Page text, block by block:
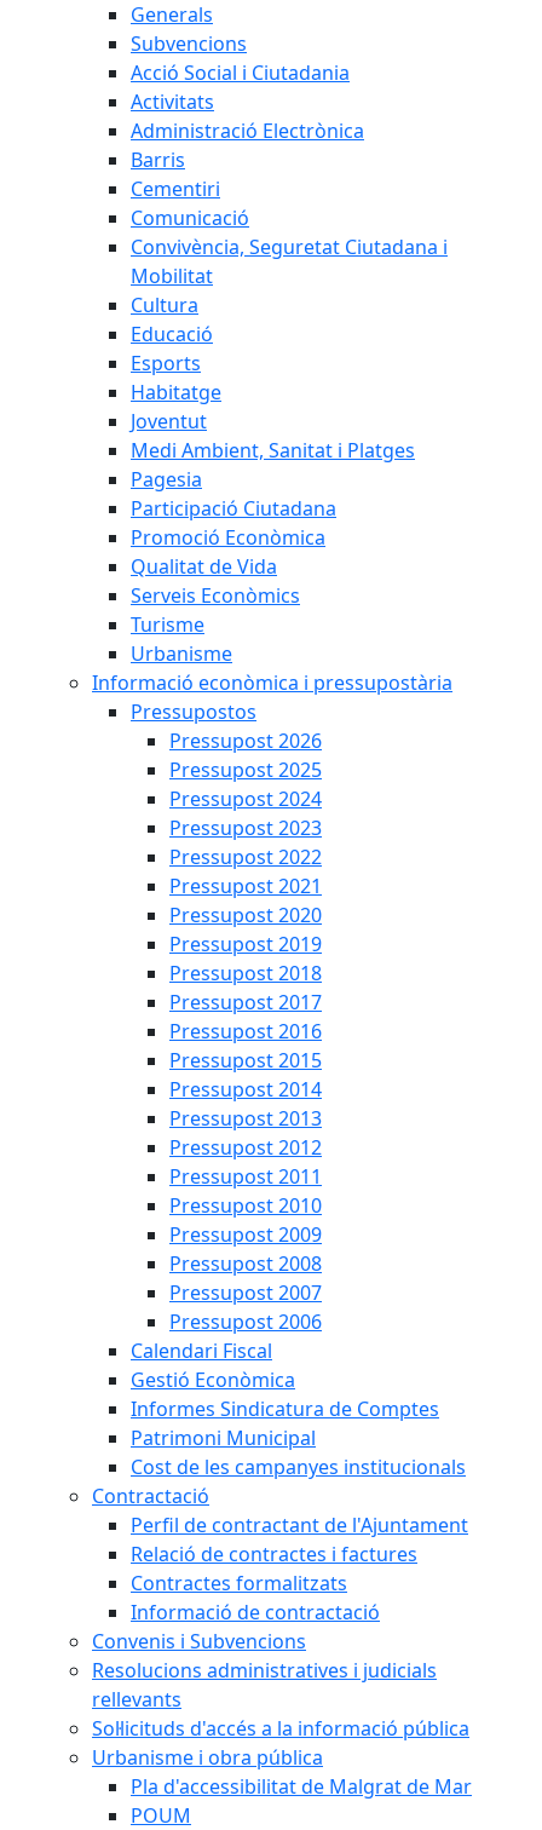
Generals
Subvencions
Acció Social i Ciutadania
Activitats
Administració Electrònica
Barris
Cementiri
Comunicació
Convivència, Seguretat Ciutadana i
Mobilitat
Cultura
Educació
Esports
Habitatge
Joventut
Medi Ambient, Sanitat i Platges
Pagesia
Participació Ciutadana
Promoció Econòmica
Qualitat de Vida
Serveis Econòmics
Turisme
Urbanisme
Informació econòmica i pressupostària
Pressupostos
Pressupost 2026
Pressupost 2025
Pressupost 2024
Pressupost 2023
Pressupost 2022
Pressupost 2021
Pressupost 2020
Pressupost 2019
Pressupost 2018
Pressupost 2017
Pressupost 2016
Pressupost 2015
Pressupost 2014
Pressupost 2013
Pressupost 2012
Pressupost 2011
Pressupost 2010
Pressupost 2009
Pressupost 2008
Pressupost 2007
Pressupost 2006
Calendari Fiscal
Gestió Econòmica
Informes Sindicatura de Comptes
Patrimoni Municipal
Cost de les campanyes institucionals
Contractació
Perfil de contractant de l'Ajuntament
Relació de contractes i factures
Contractes formalitzats
Informació de contractació
Convenis i Subvencions
Resolucions administratives i judicials
rellevants
Sol·licituds d'accés a la informació pública
Urbanisme i obra pública
Pla d'accessibilitat de Malgrat de Mar
POUM